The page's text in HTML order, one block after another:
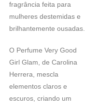
fragrância feita para
mulheres destemidas e
brilhantemente ousadas.
O Perfume Very Good
Girl Glam, de Carolina
Herrera, mescla
elementos claros e
escuros, criando um